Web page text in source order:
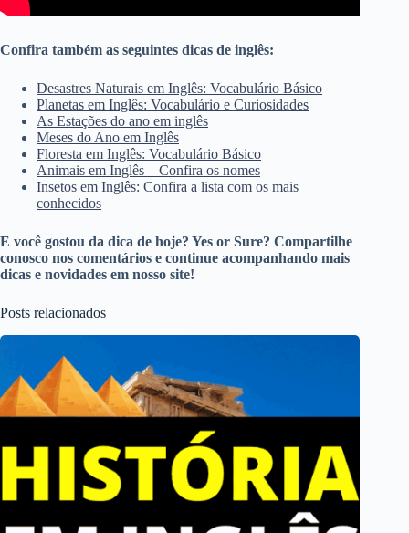
Confira também as seguintes dicas de inglês:
Desastres Naturais em Inglês: Vocabulário Básico
Planetas em Inglês: Vocabulário e Curiosidades
As Estações do ano em inglês
Meses do Ano em Inglês
Floresta em Inglês: Vocabulário Básico
Animais em Inglês – Confira os nomes
Insetos em Inglês: Confira a lista com os mais
conhecidos
E você gostou da dica de hoje? Yes or Sure? Compartilhe
conosco nos comentários e continue acompanhando mais
dicas e novidades em nosso site!
Posts relacionados